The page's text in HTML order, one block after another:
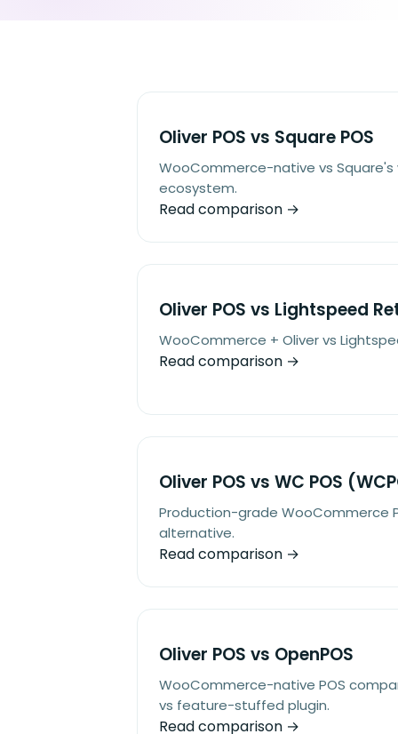
Oliver POS vs Square POS
WooCommerce-native vs
ecosystem.
Read comparison →
Oliver POS vs Lightspeed
WooCommerce + Oliver vs
Read comparison →
Oliver POS vs WC POS
Production-grade WooCommerce
alternative.
Read comparison →
Oliver POS vs OpenPOS
WooCommerce-native POS
vs feature-stuffed plugin.
Read comparison →